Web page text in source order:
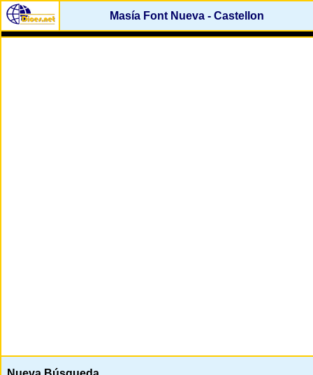
Masía Font Nueva - Castellon